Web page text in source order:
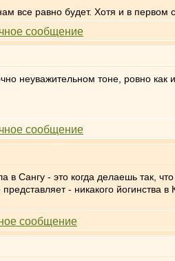
все равно будет. Хотя и в первом
неуважительном тоне, ровно
Сангу - это когда делаешь так,
- никакого